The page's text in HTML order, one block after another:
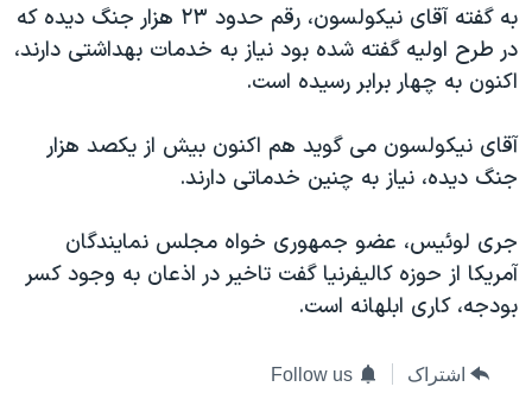
علم و فناوری
اسرائیل در جنگ
آرشیو پخش زنده
رمز مهسا
ورزش زنان در ایران
مجموعه مستندهای دادخواهی
دادگاه حمید نوری
چهل سال گروگان‌گیری
اعتراضات مردمی آبان ۹۸
زبانهای مختلف
به گفته آقای نيکولسون، رقم حدود ۲۳ هزار جنگ ديده که
در طرح اوليه گفته شده بود نياز به خدمات بهداشتی دارند،
اکنون به چهار برابر رسيده است.
آقای نيکولسون می گويد هم اکنون بيش از يکصد هزار
جنگ ديده، نياز به چنين خدماتی دارند.
جری لوئيس، عضو جمهوری خواه مجلس نمايندگان
آمريکا از حوزه کاليفرنيا گفت تاخير در اذعان به وجود کسر
بودجه، کاری ابلهانه است.
اشتراک Follow us